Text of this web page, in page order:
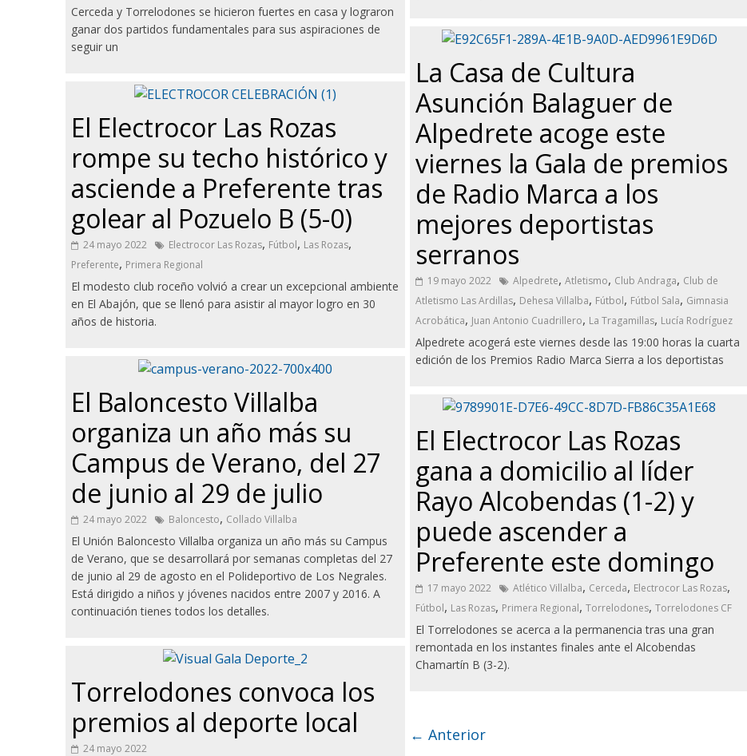
Cerceda y Torrelodones se hicieron fuertes en casa y lograron
ganar dos partidos fundamentales para sus aspiraciones de
seguir un
El Electrocor Las Rozas
rompe su techo histórico y
asciende a Preferente tras
golear al Pozuelo B (5-0)
24 mayo 2022 Electrocor Las Rozas, Fútbol, Las Rozas,
Preferente, Primera Regional
El modesto club roceño volvió a crear un excepcional ambiente
en El Abajón, que se llenó para asistir al mayor logro en 30
años de historia.
El Baloncesto Villalba
organiza un año más su
Campus de Verano, del 27
de junio al 29 de julio
24 mayo 2022 Baloncesto, Collado Villalba
El Unión Baloncesto Villalba organiza un año más su Campus
de Verano, que se desarrollará por semanas completas del 27
de junio al 29 de agosto en el Polideportivo de Los Negrales.
Está dirigido a niños y jóvenes nacidos entre 2007 y 2016. A
continuación tienes todos los detalles.
Torrelodones convoca los
premios al deporte local
24 mayo 2022
La Casa de Cultura
Asunción Balaguer de
Alpedrete acoge este
viernes la Gala de premios
de Radio Marca a los
mejores deportistas
serranos
19 mayo 2022 Alpedrete, Atletismo, Club Andraga, Club de
Atletismo Las Ardillas, Dehesa Villalba, Fútbol, Fútbol Sala, Gimnasia
Acrobática, Juan Antonio Cuadrillero, La Tragamillas, Lucía Rodríguez
Alpedrete acogerá este viernes desde las 19:00 horas la cuarta
edición de los Premios Radio Marca Sierra a los deportistas
El Electrocor Las Rozas
gana a domicilio al líder
Rayo Alcobendas (1-2) y
puede ascender a
Preferente este domingo
17 mayo 2022 Atlético Villalba, Cerceda, Electrocor Las Rozas,
Fútbol, Las Rozas, Primera Regional, Torrelodones, Torrelodones CF
El Torrelodones se acerca a la permanencia tras una gran
remontada en los instantes finales ante el Alcobendas
Chamartín B (3-2).
← Anterior